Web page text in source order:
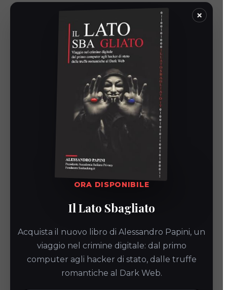
×
ORA DISPONIBILE
Il Lato Sbagliato
Acquista il nuovo libro di Alessandro Papini, un
viaggio nel crimine digitale: dal primo
computer agli hacker di stato, dalle truffe
romantiche al Dark Web.
di più è:
Gli accessi non
autorizzati o gestiti male (es. password condivise, ex
dipendenti ancora attivi) sono il rischio numero uno.
La conformità richiede:
Dare a ogni utente solo i permessi
Tracciare chi fa cosa.
Togliere gli accessi appena non servono più.
Controllo accessi e accessi privilegiati:
come gestirli in ottica NIS2
Con noi al tuo fianco la
NIS2 non sarà un
ostacolo ma
un’opportunità